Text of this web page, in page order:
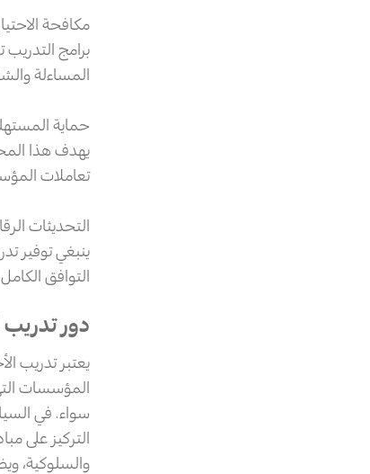
مكافحة
برامج
المساءلة
حماية
يهدف هذا
تعاملات
التحديثات
ينبغي توفير
التوافق
دور
يعتبر تدريب
المؤسسات
سواء. في
التركيز على
والسلوكية،